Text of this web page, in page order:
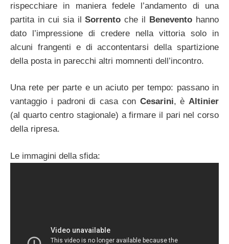
rispecchiare in maniera fedele l’andamento di una
partita in cui sia ilSorrento che il Benevento hanno
dato l’impressione di credere nella vittoria solo in
alcuni frangenti e di accontentarsi della spartizione
della posta in parecchi altri momnenti dell’incontro.
Una rete per parte e un aciuto per tempo: passano in
vantaggio i padroni di casa con Cesarini, è Altinier
(al quarto centro stagionale) a firmare il pari nel corso
della ripresa.
Le immagini della sfida: